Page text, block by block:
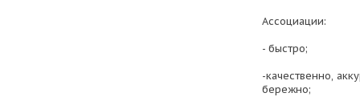
Ассоциации:
- быстро;
-качественно,
бережно;